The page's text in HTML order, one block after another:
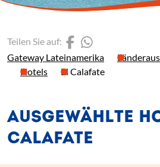
Gateway Lateinamerika
Hotels
El Calafate
Teilen Sie auf: (Link
AUSGEWÄHLTE
CALAFATE